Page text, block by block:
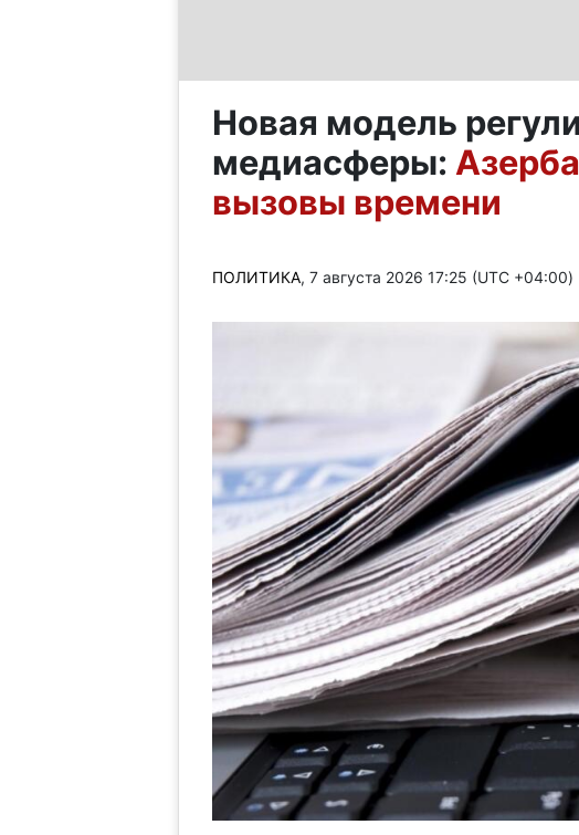
Новая модель
медиасферы:
вызовы времени
ПОЛИТИКА, 7 августа 2026 17:25 (UTC +04:00)